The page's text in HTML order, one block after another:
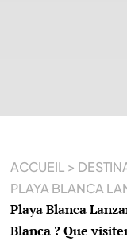
ACCUEIL >
PLAYA BLANCA
Playa Blanca
Blanca ? Que